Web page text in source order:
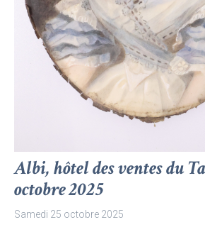
Albi, hôtel des ventes du
octobre 2025
Samedi 25 octobre 2025